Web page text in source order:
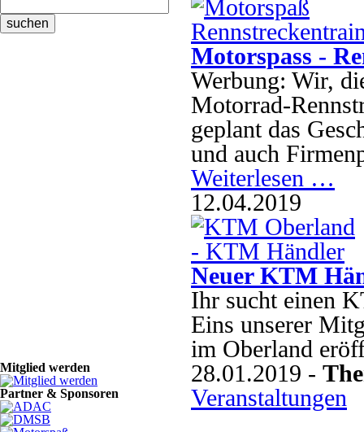
Mitglied werden
Partner & Sponsoren
Motorspass -
Werbung: Wir,
Motorrad-
geplant das
und auch
Weiterlesen …
12.04.2019
Neuer KTM
Ihr sucht einen
Eins unserer
im Oberland
28.01.2019 -
Veranstaltungen